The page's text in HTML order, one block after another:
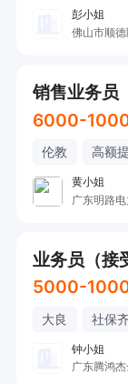
彭小姐
佛山市顺
6000-
伦教 高额
黄小姐
广东明路
业务员（接
5000-
大良 社保
钟小姐
广东腾鸿